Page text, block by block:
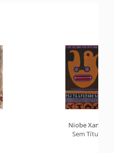
Niobe Xandó
Sem Título